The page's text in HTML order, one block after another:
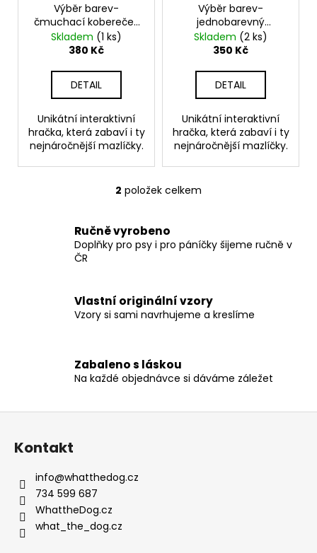
Výběr barev-
čmuchací kobereček
kulatý 32,5 cm 2 barvy
Skladem (1 ks)
380 Kč
DETAIL
Unikátní interaktivní
hračka, která zabaví i ty
nejnáročnější mazlíčky.
Výběr barev-
jednobarevný
čmuchací kobereček
kulatý jednobarevný
Skladem (2 ks)
350 Kč
DETAIL
Unikátní interaktivní
hračka, která zabaví i ty
nejnáročnější mazlíčky.
O
l
á
c
í
p
k
y
ý
2 položek celkem
Ručně vyrobeno
Doplňky pro psy i pro páníčky šijeme ručně v
ČR
Vlastní originální vzory
Vzory si sami navrhujeme a kreslíme
Zabaleno s láskou
Na každé objednávce si dáváme záležet
Z
Kontakt
info@whatthedog.cz
734 599 687
WhattheDog.cz
what_the_dog.cz